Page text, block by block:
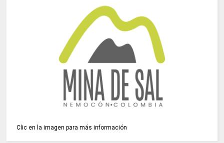
Clic en la imagen para más información